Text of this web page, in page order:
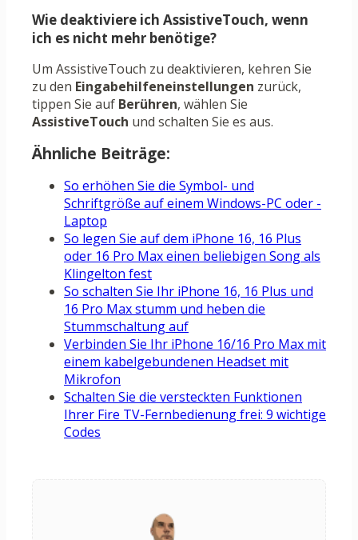
Wie deaktiviere ich AssistiveTouch, wenn
ich es nicht mehr benötige?
Um AssistiveTouch zu deaktivieren, kehren Sie
zu den Eingabehilfeneinstellungen zurück,
tippen Sie auf Berühren, wählen Sie
AssistiveTouch und schalten Sie es aus.
Ähnliche Beiträge:
So erhöhen Sie die Symbol- und
Schriftgröße auf einem Windows-PC oder -
Laptop
So legen Sie auf dem iPhone 16, 16 Plus
oder 16 Pro Max einen beliebigen Song als
Klingelton fest
So schalten Sie Ihr iPhone 16, 16 Plus und
16 Pro Max stumm und heben die
Stummschaltung auf
Verbinden Sie Ihr iPhone 16/16 Pro Max mit
einem kabelgebundenen Headset mit
Mikrofon
Schalten Sie die versteckten Funktionen
Ihrer Fire TV-Fernbedienung frei: 9 wichtige
Codes